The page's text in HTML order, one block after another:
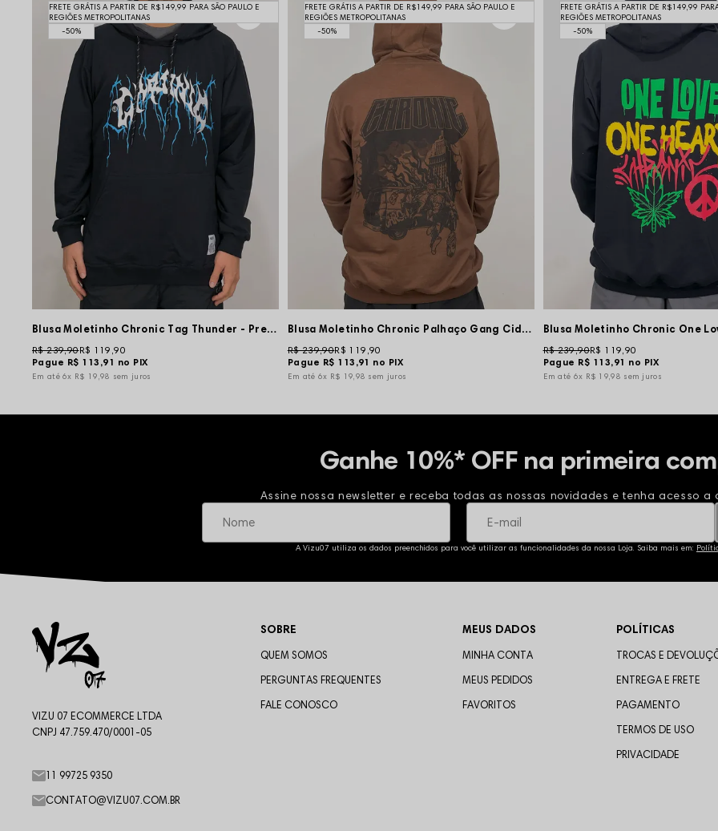
50%
FRETE GRÁTIS A PARTIR DE R$149,99 PARA SÃO PAULO E
REGIÕES METROPOLITANAS
Blusa Moletinho Chronic Tag Thunder - Preta
Pague R$ 113,91 no PIX
R$ 239,90R$ 119,90
6x R$ 19,98 sem juros
50%
FRETE GRÁTIS A PARTIR DE R$149,99 PARA SÃO PAULO E
REGIÕES METROPOLITANAS
Blusa Moletinho Chronic Palhaço Gang Cidade em Chamas - Marrom
Pague R$ 113,91 no PIX
R$ 239,90R$ 119,90
6x R$ 19,98 sem juros
50%
FRETE GRÁTIS A PARTIR DE R$149,99
REGIÕES METROPOLITANAS
Pague R$ 113,91 no PIX
R$ 239,90R$ 119,90
6x R$ 19,98 sem juros
Ganhe 10%* OFF na primeira
Assine nossa newsletter e receba todas as nossas novidades e tenha acesso a
A Vizu07 utiliza os dados preenchidos para você utilizar as funcionalidades da nossa Loja. Saiba mais em:
SOBRE
QUEM SOMOS
PERGUNTAS FREQUENTES
FALE CONOSCO
MEUS DADOS
MINHA CONTA
MEUS PEDIDOS
FAVORITOS
POLÍTICAS
TROCAS E
ENTREGA E FRETE
PAGAMENTO
TERMOS DE USO
PRIVACIDADE
VIZU 07 ECOMMERCE LTDA
CNPJ 47.759.470/0001-05
11 99725 9350
CONTATO@VIZU07.COM.BR